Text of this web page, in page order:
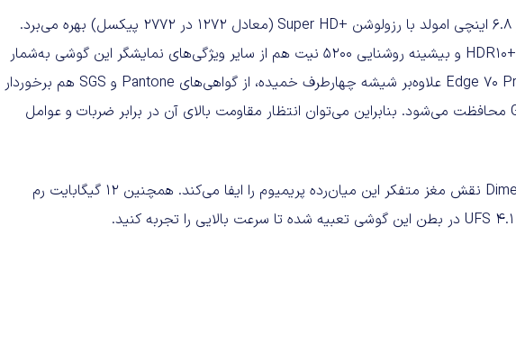
گوشی تازه‌نفس موتورولا از نمایشگر ۶.۸ اینچی امولد با رزولوشن +Super HD (معادل ۱۲۷۲ در ۲۷۷۲ پیکسل) بهره می‌برد.
نرخ نوسازی ۱۴۴ هرتز، پشتیبانی از +HDR10 و بیشینه روشنایی ۵۲۰۰ نیت هم از سایر ویژگی‌های نمایشگر این گوشی به‌شمار
می‌روند. صفحه‌نمایش موتورولا +Edge 70 Pro علاوه‌بر شیشه چهارطرف خمیده، از گواهی‌های Pantone و SGS هم برخوردار
شده و توسط شیشه Gorilla Glass 7i محافظت می‌شود. بنابراین می‌توان انتظار مقاومت بالای آن در برابر ضربات و عوامل
تراشه مدیاتک Dimensity 8500 Extreme نقش مغز متفکر این میان‌رده پریمیوم را ایفا می‌کند. همچنین ۱۲ گیگابایت رم